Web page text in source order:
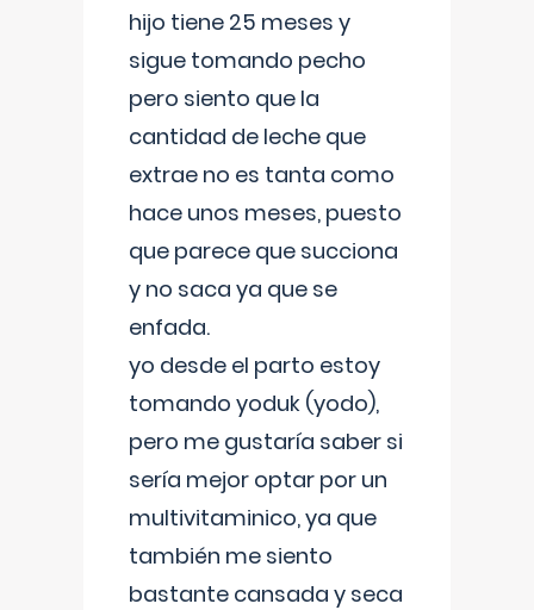
hijo tiene 25 meses y
sigue tomando pecho
pero siento que la
cantidad de leche que
extrae no es tanta como
hace unos meses, puesto
que parece que succiona
y no saca ya que se
enfada.
yo desde el parto estoy
tomando yoduk (yodo),
pero me gustaría saber si
sería mejor optar por un
multivitaminico, ya que
también me siento
bastante cansada y seca